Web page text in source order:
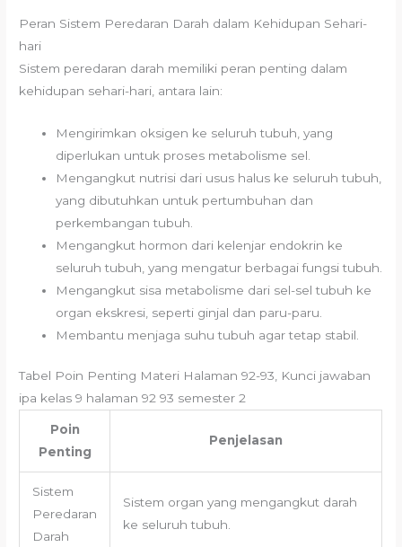
Peran Sistem Peredaran Darah dalam Kehidupan Sehari-
hari
Sistem peredaran darah memiliki peran penting dalam
kehidupan sehari-hari, antara lain:
Mengirimkan oksigen ke seluruh tubuh, yang
diperlukan untuk proses metabolisme sel.
Mengangkut nutrisi dari usus halus ke seluruh tubuh,
yang dibutuhkan untuk pertumbuhan dan
perkembangan tubuh.
Mengangkut hormon dari kelenjar endokrin ke
seluruh tubuh, yang mengatur berbagai fungsi tubuh.
Mengangkut sisa metabolisme dari sel-sel tubuh ke
organ ekskresi, seperti ginjal dan paru-paru.
Membantu menjaga suhu tubuh agar tetap stabil.
Tabel Poin Penting Materi Halaman 92-93, Kunci jawaban
ipa kelas 9 halaman 92 93 semester 2
Poin
Penting
Penjelasan
Sistem
Peredaran
Darah
Sistem organ yang mengangkut darah
ke seluruh tubuh.